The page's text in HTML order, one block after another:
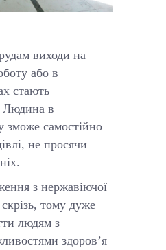
виходи на
або в
стають
в
зможе самостійно
не просячи
з нержавіючої
тому дуже
людям з
здоров’я